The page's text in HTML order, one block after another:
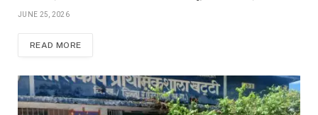
JUNE 25, 2026
READ MORE